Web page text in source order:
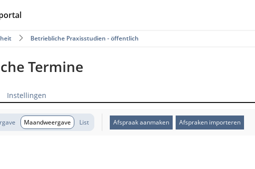
Betriebliche Praxisstudien - öffentlich
Termine
Instellingen
Maandweergave List Afspraak aanmaken Afspraken importeren